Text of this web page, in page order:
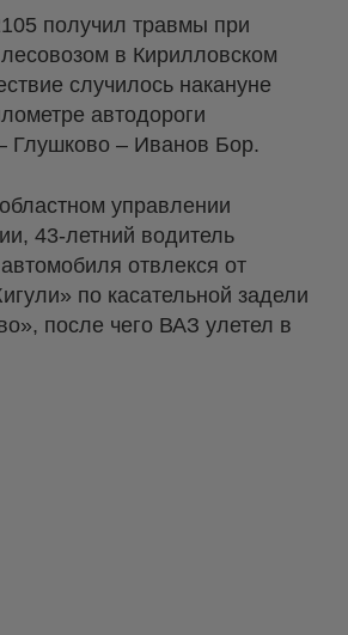
получил травмы при
в Кирилловском
случилось накануне
автодороги
Глушково – Иванов Бор.
управлении
43-летний водитель
отвлекся от
по касательной задели
после чего ВАЗ улетел в